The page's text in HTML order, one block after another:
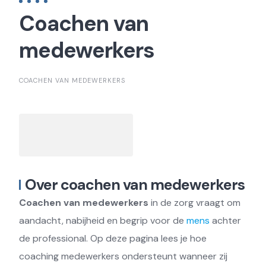
Coachen van
medewerkers
COACHEN VAN MEDEWERKERS
Over coachen van medewerkers
Coachen van medewerkers in de zorg vraagt om
aandacht, nabijheid en begrip voor de mens achter
de professional. Op deze pagina lees je hoe
coaching medewerkers ondersteunt wanneer zij